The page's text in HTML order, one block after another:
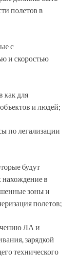
полетов в
с
и скоростью
как для
и людей;
по легализации
будут
в
зоны и
полетов;
ЛА и
зарядкой
технического